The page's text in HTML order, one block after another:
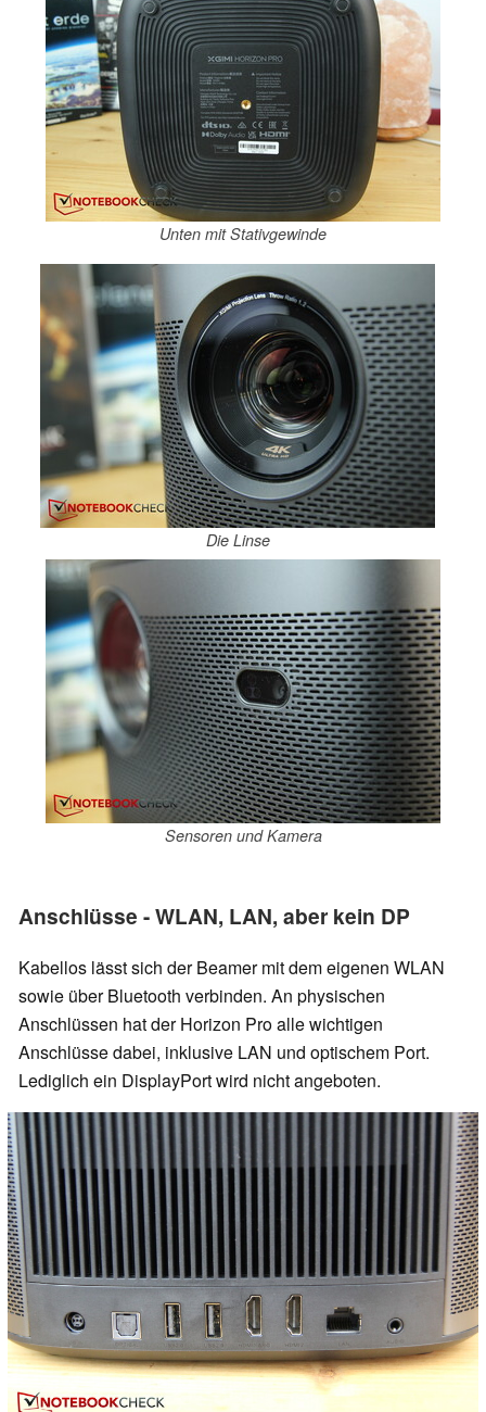
Unten mit Stativgewinde
Die Linse
Sensoren und Kamera
Anschlüsse - WLAN, LAN, aber kein DP
Kabellos lässt sich der Beamer mit dem eigenen WLAN
sowie über Bluetooth verbinden. An physischen
Anschlüssen hat der Horizon Pro alle wichtigen
Anschlüsse dabei, inklusive LAN und optischem Port.
Lediglich ein DisplayPort wird nicht angeboten.